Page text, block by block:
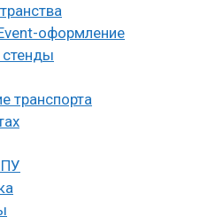
оформление
транспорта